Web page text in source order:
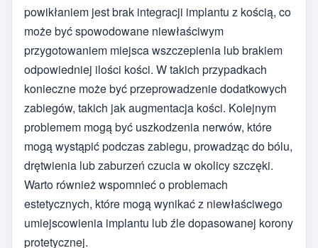
powikłaniem jest brak integracji implantu z kością, co
może być spowodowane niewłaściwym
przygotowaniem miejsca wszczepienia lub brakiem
odpowiedniej ilości kości. W takich przypadkach
konieczne może być przeprowadzenie dodatkowych
zabiegów, takich jak augmentacja kości. Kolejnym
problemem mogą być uszkodzenia nerwów, które
mogą wystąpić podczas zabiegu, prowadząc do bólu,
drętwienia lub zaburzeń czucia w okolicy szczęki.
Warto również wspomnieć o problemach
estetycznych, które mogą wynikać z niewłaściwego
umiejscowienia implantu lub źle dopasowanej korony
protetycznej.